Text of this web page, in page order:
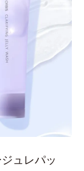
ュレパッ